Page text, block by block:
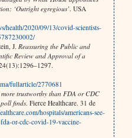
‘Outright egregious’. USA
health/2020/09/13/covid-scientists-
J. Reassuring the Public and
Review and Approval of a
fullarticle/2770681
more trustworthy than FDA or CDC
finds. Fierce Healthcare. 31 de
hospitals/americans-see-
or-cdc-covid-19-vaccine-